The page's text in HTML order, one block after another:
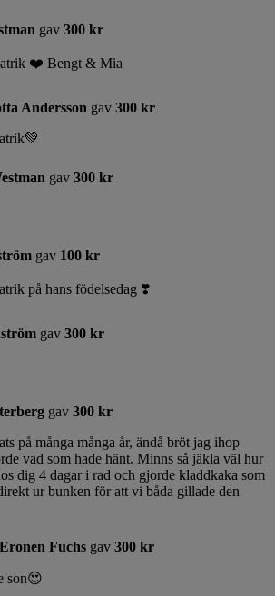
gav 300 kr
❤️ Bengt & Mia
Andersson gav 300 kr
gav 300 kr
gav 100 kr
på hans födelsedag ❣️
gav 300 kr
gav 300 kr
på många många år, ändå bröt jag ihop
vad som hade hänt. Minns så jäkla väl hur
dig 4 dagar i rad och gjorde kladdkaka som
ur bunken för att vi båda gillade den
Fuchs gav 300 kr
son😍